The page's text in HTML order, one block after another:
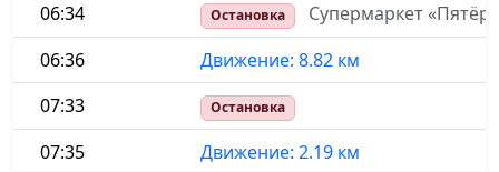
06:34
Остановка
Супермаркет
06:36
Движение: 8.82 км
07:33
Остановка
07:35
Движение: 2.19 км